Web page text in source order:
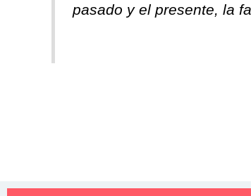
pasado y el presente, la